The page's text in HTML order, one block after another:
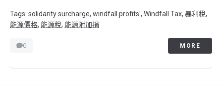
Tags: solidarity surcharge, windfall profits', Windfall Tax, 暴利稅,
能源價格, 能源稅, 能源附加捐
0 MORE